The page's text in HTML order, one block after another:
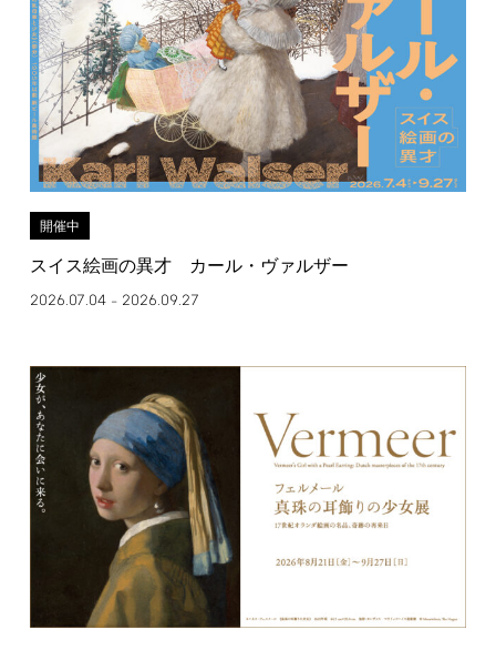
開催中
スイス絵画の異才 カール・ヴァルザー
2026.07.04– 2026.09.27